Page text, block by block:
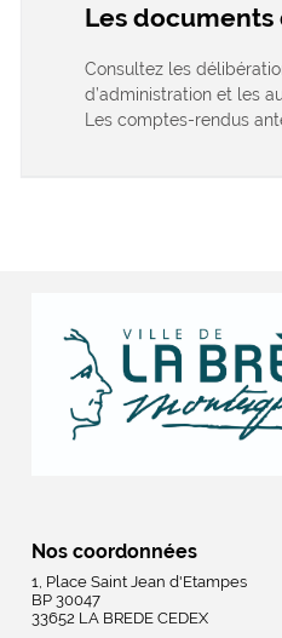
Les documents
Consultez les
d’administration et les
Les comptes-rendus
Nos coordonnées
1, Place Saint Jean d'Etampes
BP 30047
33652 LA BREDE CEDEX